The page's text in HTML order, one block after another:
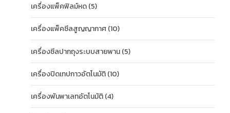
เครื่องแพ็คฟิลม์หด(5)
เครื่องแพ็คซีลสูญญากาศ(10)
เครื่องซีลปากถุงระบบสายพาน(5)
เครื่องปิดเทปกาวอัตโนมัติ(10)
เครื่องพันพาเลทอัตโนมัติ(4)